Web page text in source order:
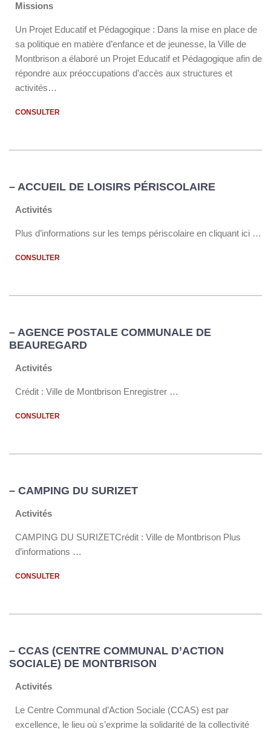
Missions
Un Projet Educatif et Pédagogique : Dans la mise en place de
sa politique en matière d’enfance et de jeunesse, la Ville de
Montbrison a élaboré un Projet Educatif et Pédagogique afin de
répondre aux préoccupations d’accès aux structures et
activités…
CONSULTER
– ACCUEIL DE LOISIRS PÉRISCOLAIRE
Activités
Plus d’informations sur les temps périscolaire en cliquant ici …
CONSULTER
– AGENCE POSTALE COMMUNALE DE
BEAUREGARD
Activités
Crédit : Ville de Montbrison Enregistrer …
CONSULTER
– CAMPING DU SURIZET
Activités
CAMPING DU SURIZETCrédit : Ville de Montbrison Plus
d’informations …
CONSULTER
– CCAS (CENTRE COMMUNAL D’ACTION
SOCIALE) DE MONTBRISON
Activités
Le Centre Communal d’Action Sociale (CCAS) est par
excellence, le lieu où s’exprime la solidarité de la collectivité